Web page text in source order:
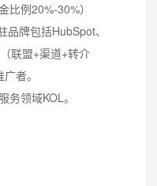
比例20%-30%）
牌包括HubSpot、
联盟+渠道+转介
者。
领域KOL。